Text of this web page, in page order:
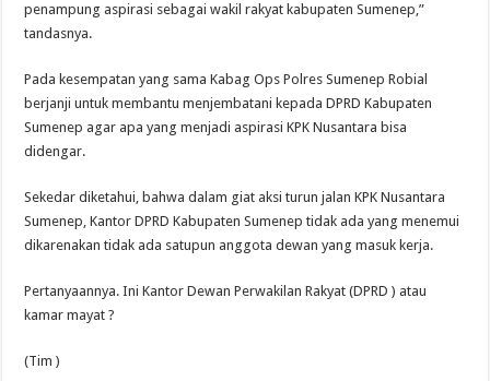
penampung aspirasi sebagai wakil rakyat kabupaten Sumenep,”
tandasnya.
Pada kesempatan yang sama Kabag Ops Polres Sumenep Robial
berjanji untuk membantu menjembatani kepada DPRD Kabupaten
Sumenep agar apa yang menjadi aspirasi KPK Nusantara bisa
didengar.
Sekedar diketahui, bahwa dalam giat aksi turun jalan KPK Nusantara
Sumenep, Kantor DPRD Kabupaten Sumenep tidak ada yang menemui
dikarenakan tidak ada satupun anggota dewan yang masuk kerja.
Pertanyaannya. Ini Kantor Dewan Perwakilan Rakyat (DPRD ) atau
kamar mayat ?
(Tim )